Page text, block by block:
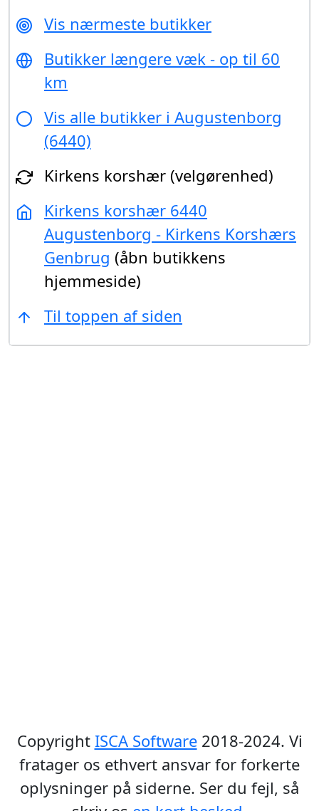
Vis nærmeste butikker
Butikker længere væk - op til 60
km
Vis alle butikker i Augustenborg
(6440)
Kirkens korshær (velgørenhed)
Kirkens korshær 6440
Augustenborg - Kirkens Korshærs
Genbrug (åbn butikkens
hjemmeside)
Til toppen af siden
Copyright ISCA Software2018-2024. Vi
fratager os ethvert ansvar for forkerte
oplysninger på siderne. Ser du fejl, så